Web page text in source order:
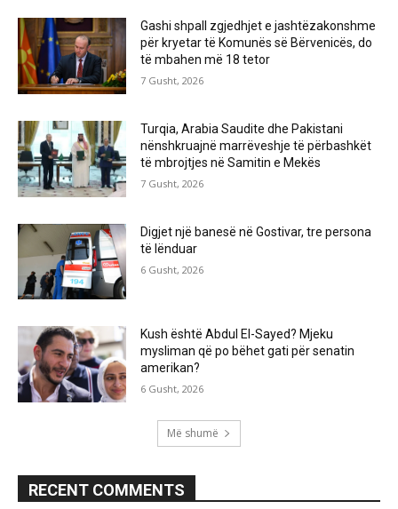
Gashi shpall zgjedhjet e jashtëzakonshme
për kryetar të Komunës së Bërvenicës, do
të mbahen më 18 tetor
7 Gusht, 2026
Turqia, Arabia Saudite dhe Pakistani
nënshkruajnë marrëveshje të përbashkët
të mbrojtjes në Samitin e Mekës
7 Gusht, 2026
Digjet një banesë në Gostivar, tre persona
të lënduar
6 Gusht, 2026
Kush është Abdul El-Sayed? Mjeku
mysliman që po bëhet gati për senatin
amerikan?
6 Gusht, 2026
Më shumë
RECENT COMMENTS